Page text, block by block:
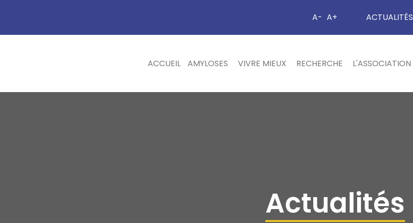
A- A+ ACTUALITÉS
ACCUEIL AMYLOSES VIVRE MIEUX RECHERCHE L'ASSOCIATION
Actualités